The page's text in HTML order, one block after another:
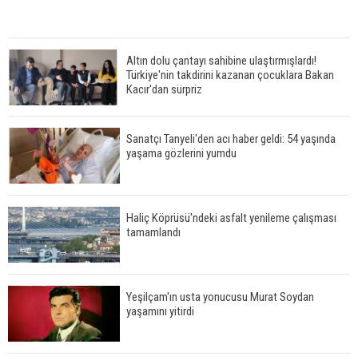
Altın dolu çantayı sahibine ulaştırmışlardı!
Türkiye'nin takdirini kazanan çocuklara Bakan
Kacır'dan sürpriz
Sanatçı Tanyeli'den acı haber geldi: 54 yaşında
yaşama gözlerini yumdu
Haliç Köprüsü'ndeki asfalt yenileme çalışması
tamamlandı
Yeşilçam'ın usta yonucusu Murat Soydan
yaşamını yitirdi